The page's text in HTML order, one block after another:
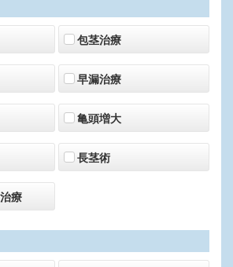
包茎治療
早漏治療
亀頭増大
長茎術
療